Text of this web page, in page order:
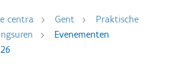
centra Gent
Praktische
Evenementen